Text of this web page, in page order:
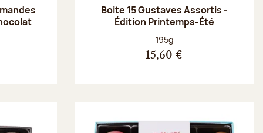
Boite 15 Gustaves Assortis -
Édition Printemps-Été
Poids net :
195g
15,60 €